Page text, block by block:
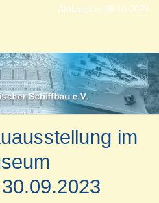
Aktualisiert 08.10.2023
im